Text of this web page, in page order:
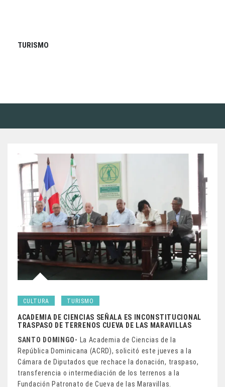
TURISMO
CULTURA TURISMO
ACADEMIA DE CIENCIAS SEÑALA ES INCONSTITUCIONAL
TRASPASO DE TERRENOS CUEVA DE LAS MARAVILLAS
SANTO DOMINGO- La Academia de Ciencias de la
República Dominicana (ACRD), solicitó este jueves a la
Cámara de Diputados que rechace la donación, traspaso,
transferencia o intermediación de los terrenos a la
Fundación Patronato de Cueva de las Maravillas.